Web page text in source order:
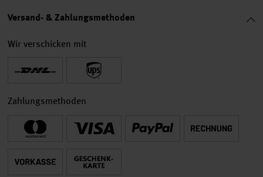
Versand- & Zahlungsmethoden
Wir verschicken mit
Zahlungsmethoden